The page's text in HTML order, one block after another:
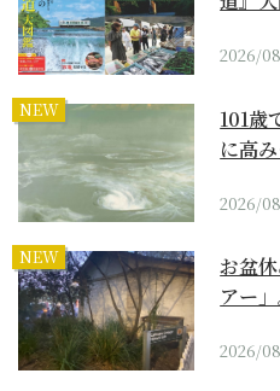
2026/
NEW
101歳
に高
2026/
NEW
お盆
アー
2026/